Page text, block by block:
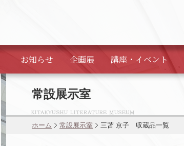
お知らせ 企画展 講座・ イベント
常設展示室
ホーム 常設展示室 三苫 京子 収蔵品一覧